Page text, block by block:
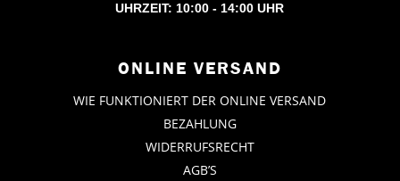
UHRZEIT: 10:00 - 14:00 UHR
ONLINE VERSAND
WIE FUNKTIONIERT DER ONLINE VERSAND
BEZAHLUNG
WIDERRUFSRECHT
AGB’S